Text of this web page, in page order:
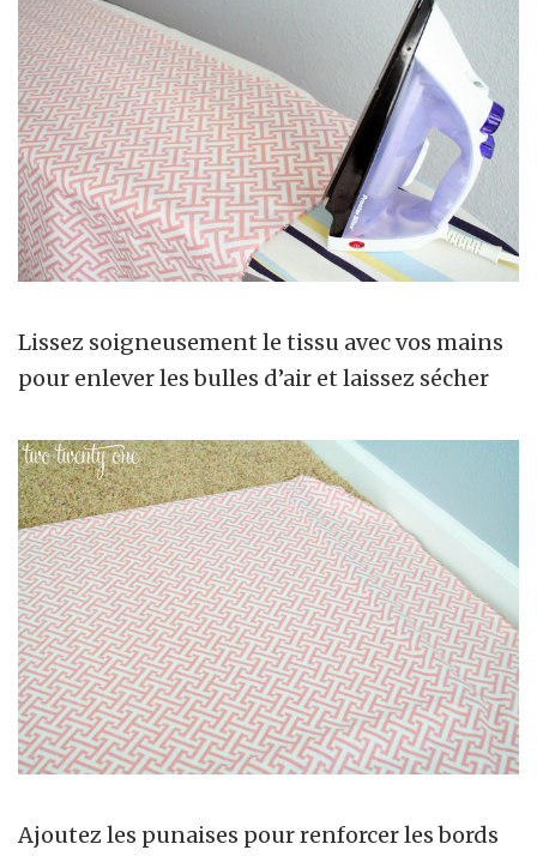
Lissez soigneusement le tissu avec vos mains
pour enlever les bulles d’air et laissez sécher
Ajoutez les punaises pour renforcer les bords